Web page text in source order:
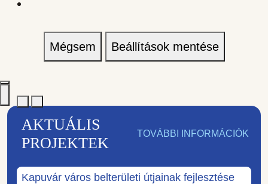
Mégsem Beállítások mentése
AKTUÁLIS
PROJEKTEK
TOVÁBBI INFORMÁCIÓK
Kapuvár város belterületi útjainak fejlesztése